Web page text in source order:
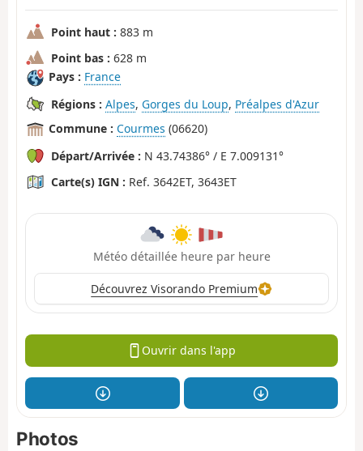
Point haut : 883 m
Point bas : 628 m
Pays : France
Régions : Alpes, Gorges du Loup, Préalpes d'Azur
Commune : Courmes (06620)
Départ/Arrivée : N 43.74386° / E 7.009131°
Carte(s) IGN : Ref. 3642ET, 3643ET
Météo détaillée heure par heure
Découvrez Visorando Premium
Ouvrir dans l'app
Photos